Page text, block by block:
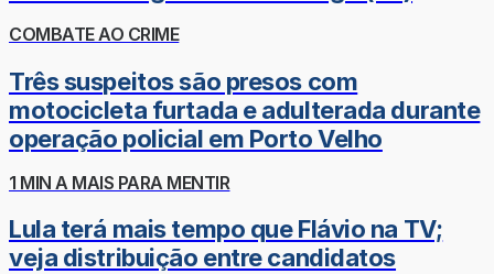
COMBATE AO CRIME
Três suspeitos são presos com
motocicleta furtada e adulterada durante
operação policial em Porto Velho
1 MIN A MAIS PARA MENTIR
Lula terá mais tempo que Flávio na TV;
veja distribuição entre candidatos